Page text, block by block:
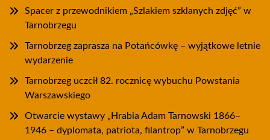
Spacer z przewodnikiem „Szlakiem szklanych zdjęć” w
Tarnobrzegu
Tarnobrzeg zaprasza na Potańcówkę – wyjątkowe letnie
wydarzenie
Tarnobrzeg uczcił 82. rocznicę wybuchu Powstania
Warszawskiego
Otwarcie wystawy „Hrabia Adam Tarnowski 1866–
1946 – dyplomata, patriota, filantrop” w Tarnobrzegu